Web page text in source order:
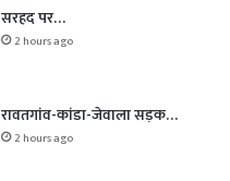
सरहद पर…
2 hours ago
रावतगांव-कांडा-जेवाला सड़क…
2 hours ago